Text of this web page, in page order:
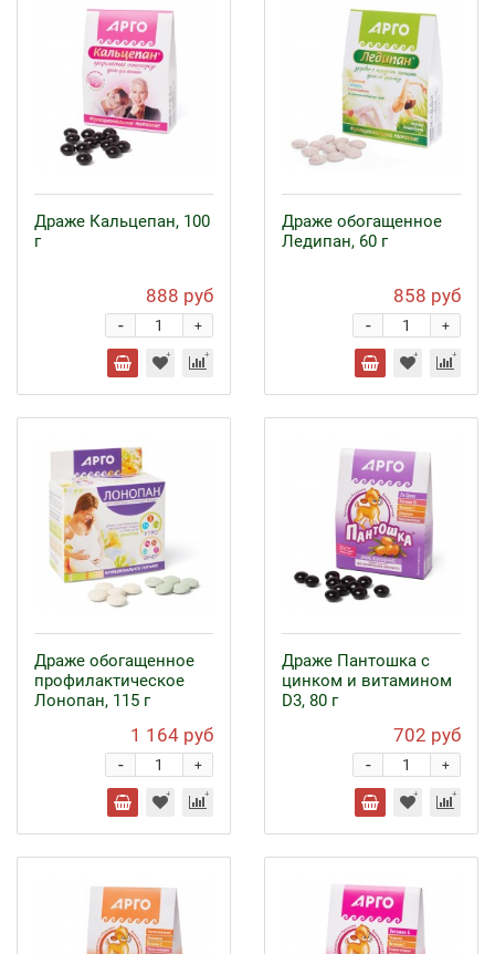
Драже Кальцепан, 100
г
888 руб
+
-
Драже обогащенное
Ледипан, 60 г
858 руб
+
-
Драже обогащенное
профилактическое
Лонопан, 115 г
1 164 руб
+
-
Драже Пантошка с
цинком и витамином
D3, 80 г
702 руб
+
-